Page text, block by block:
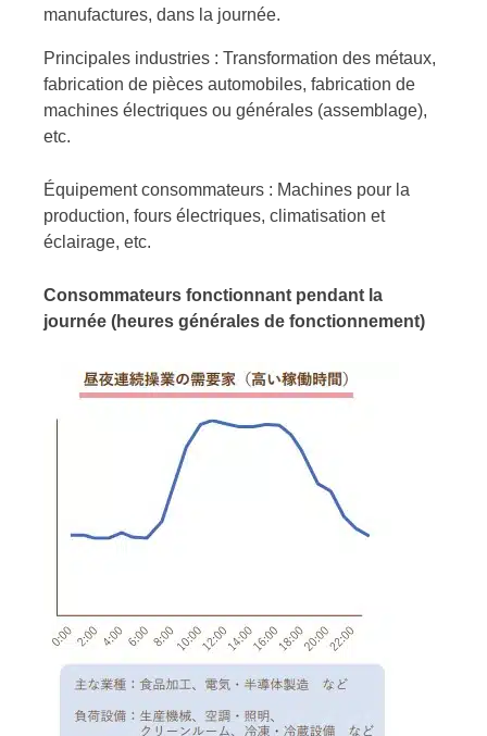
manufactures, dans la journée.
Principales industries : Transformation des métaux,
fabrication de pièces automobiles, fabrication de
machines électriques ou générales (assemblage),
etc.
Équipement consommateurs : Machines pour la
production, fours électriques, climatisation et
éclairage, etc.
Consommateurs fonctionnant pendant la
journée (heures générales de fonctionnement)